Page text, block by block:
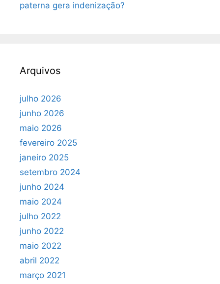
paterna gera indenização?
Arquivos
julho 2026
junho 2026
maio 2026
fevereiro 2025
janeiro 2025
setembro 2024
junho 2024
maio 2024
julho 2022
junho 2022
maio 2022
abril 2022
março 2021